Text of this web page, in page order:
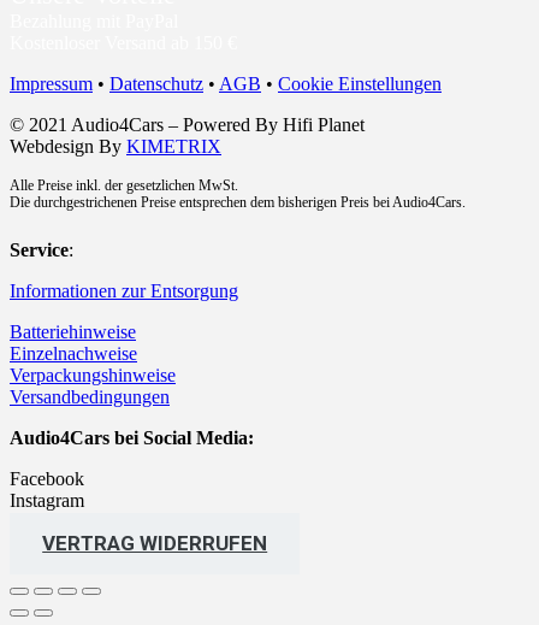
Impressum • Datenschutz • AGB • Cookie Einstellungen
© 2021 Audio4Cars – Powered By Hifi Planet
Webdesign By KIMETRIX
Alle Preise inkl. der gesetzlichen MwSt.
Die durchgestrichenen Preise entsprechen dem bisherigen Preis bei Audio4Cars.
Service:
Informationen zur Entsorgung
Batteriehinweise
Einzelnachweise
Verpackungshinweise
Versandbedingungen
Audio4Cars bei Social Media:
Facebook
Instagram
VERTRAG WIDERRUFEN